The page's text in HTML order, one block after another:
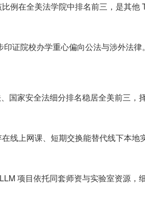
例在全美法学院中排名前三，是其他
证院校办学重心偏向公法与涉外法律。
国家安全法细分排名稳居全美前三，
线上网课、短期交换能替代线下本地
项目依托同套师资与实验室资源，